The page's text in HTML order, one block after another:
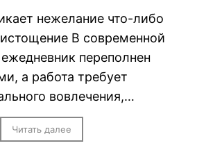
нежелание что-либо
В современной
переполнен
а работа требует
вовлечения,…
Читать далее